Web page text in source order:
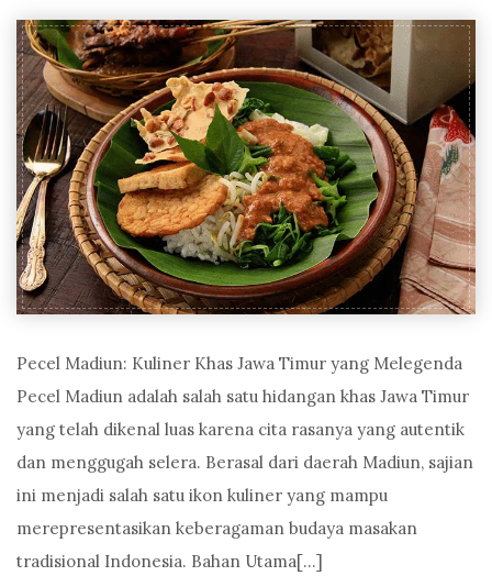
Pecel Madiun: Kuliner Khas Jawa Timur yang Melegenda
Pecel Madiun adalah salah satu hidangan khas Jawa Timur
yang telah dikenal luas karena cita rasanya yang autentik
dan menggugah selera. Berasal dari daerah Madiun, sajian
ini menjadi salah satu ikon kuliner yang mampu
merepresentasikan keberagaman budaya masakan
tradisional Indonesia. Bahan Utama[…]